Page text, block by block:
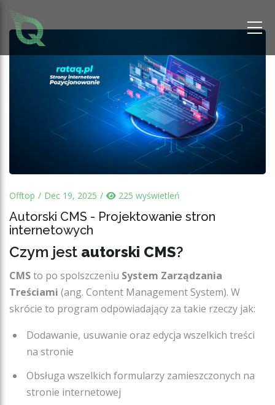
Offtop Dec 19, 2025 225 wyświetleń
Autorski CMS - Projektowanie stron
internetowych
Czym jest autorski CMS?
CMSto po spolszczeniu System Zarządzania
Treściami (ang. Content Management System). W
skrócie to program odpowiadający za takie rzeczy jak:
Dodawanie, usuwanie oraz edycja wszelkich treści
na stronie
Obsługa wszelkich formularzy zamieszczonych na
stronie internetowej